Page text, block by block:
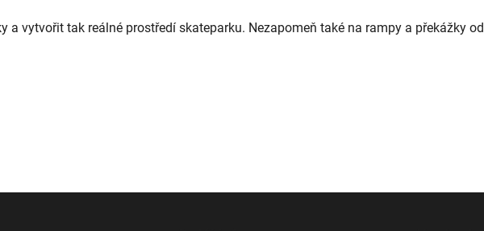
a vytvořit tak reálné prostředí skateparku. Nezapomeň také na rampy a překážky od